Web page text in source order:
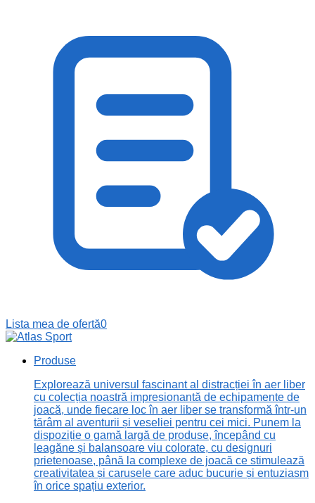
Lista mea de ofertă0
Produse
Explorează universul fascinant al distracției în aer liber
cu colecția noastră impresionantă de echipamente de
joacă, unde fiecare loc în aer liber se transformă într-un
tărâm al aventurii și veseliei pentru cei mici. Punem la
dispoziție o gamă largă de produse, începând cu
leagăne și balansoare viu colorate, cu designuri
prietenoase, până la complexe de joacă ce stimulează
creativitatea și carusele care aduc bucurie și entuziasm
în orice spațiu exterior.